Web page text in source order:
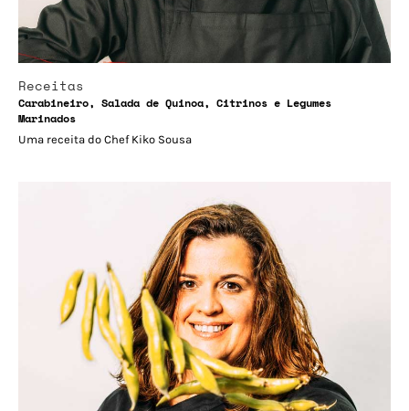
Receitas
Carabineiro, Salada de Quinoa, Citrinos e Legumes
Marinados
Uma receita do Chef Kiko Sousa